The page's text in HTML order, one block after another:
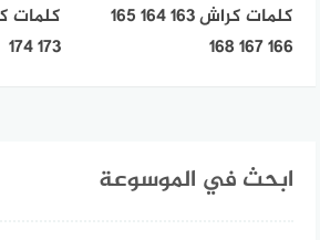
كلمات كراش 163 164 165
166 167 168
173 174
ابحث في الموسوعة